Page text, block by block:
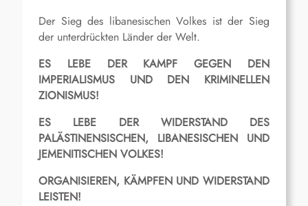
Der Sieg des libanesischen Volkes ist der Sieg
der unterdrückten Länder der Welt.
ES LEBE DER KAMPF GEGEN DEN
IMPERIALISMUS UND DEN KRIMINELLEN
ZIONISMUS!
ES LEBE DER WIDERSTAND DES
PALÄSTINENSISCHEN, LIBANESISCHEN UND
JEMENITISCHEN VOLKES!
ORGANISIEREN, KÄMPFEN UND WIDERSTAND
LEISTEN!